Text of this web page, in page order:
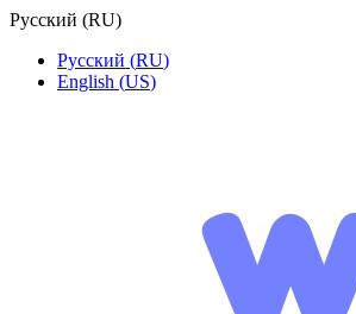
Русский (RU)
Русский (RU)
English (US)